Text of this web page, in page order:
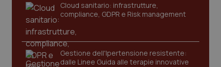
Cloud sanitario: infrastrutture,
compliance, GDPR e Risk management
Gestione dell'Ipertensione resistente:
dalle Linee Guida alle terapie innovative
CookieScriptConsent
www.quotidianosanita.it